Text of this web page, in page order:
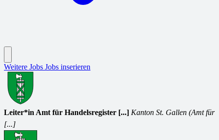
Weitere Jobs Jobs inserieren
Leiter*in Amt für Handelsregister [...] Kanton St. Gallen (Amt für
[...]